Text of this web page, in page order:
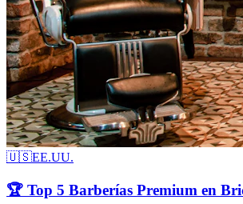
🇺🇸EE.UU.
🏆 Top 5 Barberías Premium en